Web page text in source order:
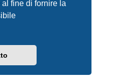
fine di fornire la